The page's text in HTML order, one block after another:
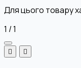
Для цього товару
1 /1